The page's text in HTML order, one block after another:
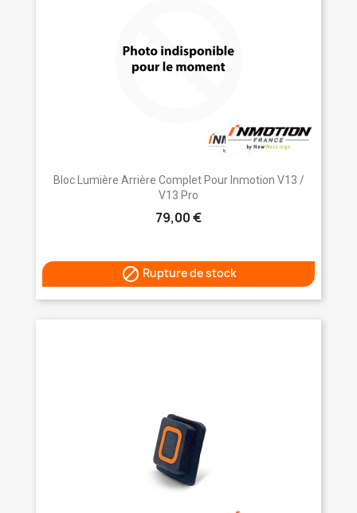
Bloc Lumière Arrière Complet Pour Inmotion V13 /
V13 Pro
79,00 €
 Rupture de stock